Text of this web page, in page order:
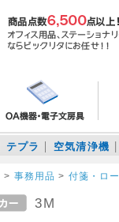
テプラ 空気清浄機
> 事務用品 > 付箋・ロ
3M